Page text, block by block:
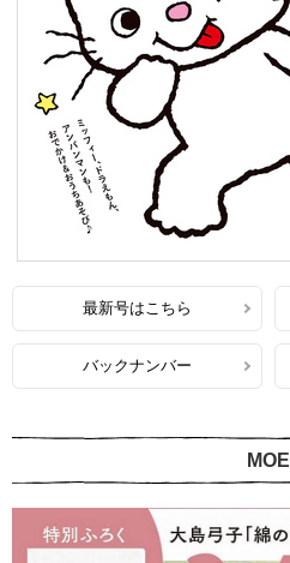
最新号はこちら
バックナンバー
MOE